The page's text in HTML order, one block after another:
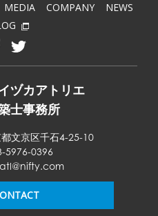
MEDIA COMPANY
NEWS
ヅカアトリエ
士事務所
文京区千石4-25-10
5976-0396